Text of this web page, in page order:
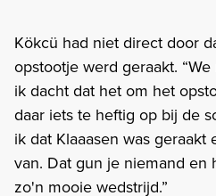
Kökcü had niet direct door
opstootje werd geraakt.
ik dacht dat het om het
daar iets te heftig op bij de
ik dat Klaaasen was
van. Dat gun je niemand en
zo'n mooie wedstrijd.”